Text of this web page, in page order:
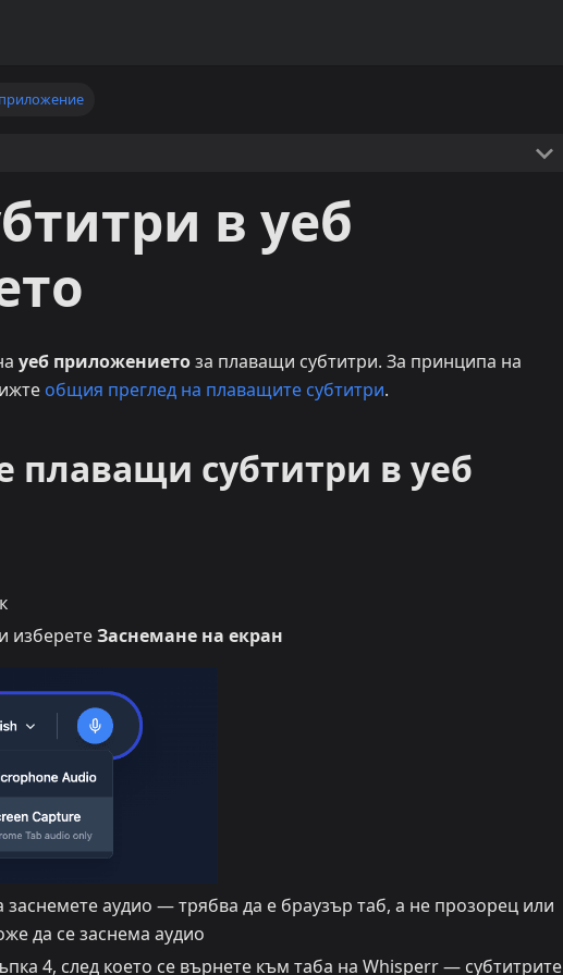
в уеб
уеб приложениетоза плаващи субтитри. За принципа на
общия преглед на плаващите субтитри.
плаващи субтитри в уеб
и изберетеЗаснемане на екран
заснемете аудио — трябва да е браузър таб, а не прозорец или
да се заснема аудио
4, след което се върнете към таба на Whisperr — субтитрите